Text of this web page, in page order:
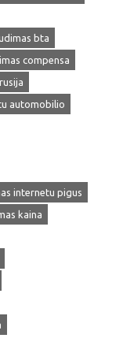
bta
compensa
automobilio
internetu pigus
kaina